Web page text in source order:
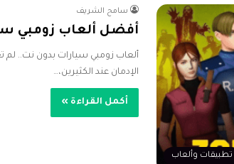
تطبيقات وألعاب
سامح الشريف
أفضل ألعاب زومبي
ألعاب زومبي سيارات بدون نت.. لم
الإدمان عند الكثيرين،…
أكمل القراءة »